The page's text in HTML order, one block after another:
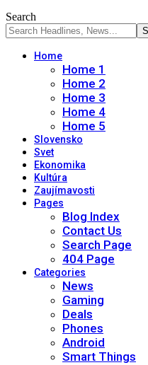
Search
Home
Home 1
Home 2
Home 3
Home 4
Home 5
Slovensko
Svet
Ekonomika
Kultúra
Zaujímavosti
Pages
Blog Index
Contact Us
Search Page
404 Page
Categories
News
Gaming
Deals
Phones
Android
Smart Things